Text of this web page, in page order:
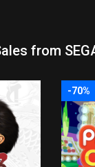
from
-70%